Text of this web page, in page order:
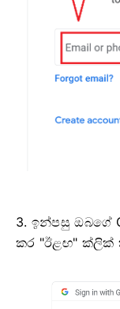
3. ඉන්පසු ඔබගේ
කර "ඊළඟ" ක්ලික්